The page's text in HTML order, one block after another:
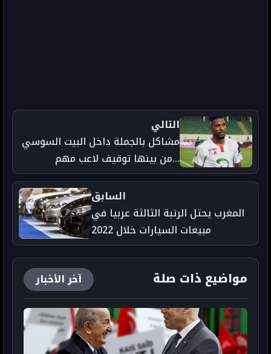
التالي
مشاكل بالجملة داخل البيت السوسي
…من بينها توقيف لاعب مهم
السابق
المغرب يحتل الرتبة الثالثة عربيا في
مبيعات السيارات خلال 2022
مواضيع ذات صلة آخر الأخبار